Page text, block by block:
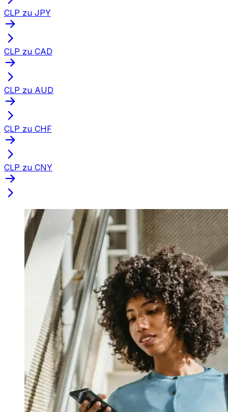
CLP zu JPY
CLP zu CAD
CLP zu AUD
CLP zu CHF
CLP zu CNY